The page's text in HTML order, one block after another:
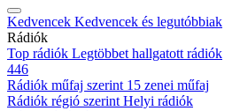
Kedvencek Kedvencek és legutóbbiak
Rádiók
Top rádiók Legtöbbet hallgatott rádiók
446
Rádiók műfaj szerint 15 zenei műfaj
Rádiók régió szerint Helyi rádiók